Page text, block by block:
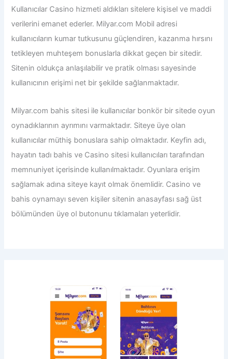
Kullanıcılar Casino hizmeti aldıkları sitelere kişisel ve maddi
verilerini emanet ederler. Milyar.com Mobil adresi
kullanıcıların kumar tutkusunu güçlendiren, kazanma hırsını
tetikleyen muhteşem bonuslarla dikkat geçen bir sitedir.
Sitenin oldukça anlaşılabilir ve pratik olması sayesinde
kullanıcının erişimi net bir şekilde sağlanmaktadır.
Milyar.com bahis sitesi ile kullanıcılar bonkör bir sitede oyun
oynadıklarının ayrımını varmaktadır. Siteye üye olan
kullanıcılar müthiş bonuslara sahip olmaktadır. Keyfin adı,
hayatın tadı bahis ve Casino sitesi kullanıcıları tarafından
memnuniyet içerisinde kullanılmaktadır. Oyunlara erişim
sağlamak adına siteye kayıt olmak önemlidir. Casino ve
bahis oynamayı seven kişiler sitenin anasayfası sağ üst
bölümünden üye ol butonunu tıklamaları yeterlidir.